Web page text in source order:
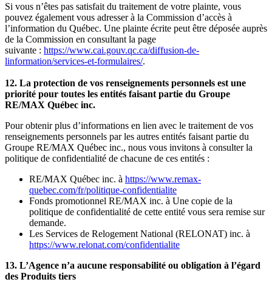
Si vous n’êtes pas satisfait du traitement de votre plainte, vous
pouvez également vous adresser à la Commission d’accès à
l’information du Québec. Une plainte écrite peut être déposée auprès
de la Commission en consultant la page
suivante : https://www.cai.gouv.qc.ca/diffusion-de-
linformation/services-et-formulaires/.
12. La protection de vos renseignements personnels est une
priorité pour toutes les entités faisant partie du Groupe
RE/MAX Québec inc.
Pour obtenir plus d’informations en lien avec le traitement de vos
renseignements personnels par les autres entités faisant partie du
Groupe RE/MAX Québec inc., nous vous invitons à consulter la
politique de confidentialité de chacune de ces entités :
RE/MAX Québec inc. à https://www.remax-
quebec.com/fr/politique-confidentialite
Fonds promotionnel RE/MAX inc. à Une copie de la
politique de confidentialité de cette entité vous sera remise sur
demande.
Les Services de Relogement National (RELONAT) inc. à
https://www.relonat.com/confidentialite
13. L’Agence n’a aucune responsabilité ou obligation à l’égard
des Produits tiers